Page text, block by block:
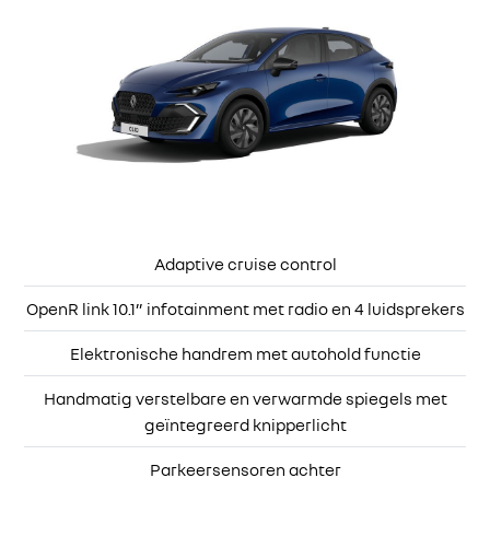
Adaptive cruise control
OpenR link 10.1” infotainment met radio en 4 luidsprekers
Elektronische handrem met autohold functie
Handmatig verstelbare en verwarmde spiegels met
geïntegreerd knipperlicht
Parkeersensoren achter